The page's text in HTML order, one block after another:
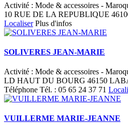
Activité : Mode & accessoires -
10 RUE DE LA REPUBLIQUE
Localiser Plus d'infos
SOLIVERES JEAN-MARIE
Activité : Mode & accessoires -
LD HAUT DU BOURG 46150
Téléphone Tél. : 05 65 24 37 71
VUILLERME MARIE-JEANNE